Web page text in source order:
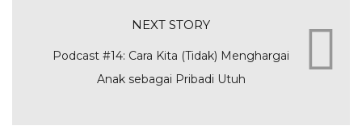
NEXT STORY
Podcast #14: Cara Kita (Tidak) Menghargai
Anak sebagai Pribadi Utuh